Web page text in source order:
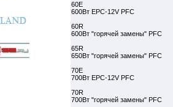
60Е
600Вт EPC-12V PFC
60R
600Вт "горячей замены" PFC
65R
650Вт "горячей замены" PFC
70Е
700Вт EPC-12V PFC
70R
700Вт "горячей замены" PFC